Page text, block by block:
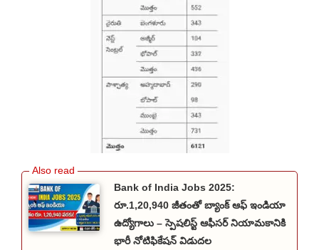
Bank of India Jobs 2025:
రూ.1,20,940 జీతంతో బ్యాంక్ ఆఫ్ ఇండియా
ఉద్యోగాలు – స్పెషలిస్ట్ ఆఫీసర్ నియామకానికి
భారీ నోటిఫికేషన్ విడుదల